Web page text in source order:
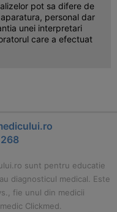
pot sa difere de
personal dar
unei interpretari
care a efectuat
sunt pentru educatie
diagnosticul medical. Este
fie unul din medicii
Clickmed.